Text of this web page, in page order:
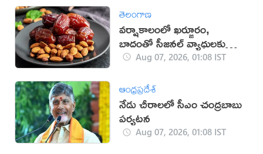
తెలంగాణ
వర్షాకాలంలో ఖర్జూరం,
బాదంతో సీజనల్ వ్యాధులకు
చెక్: నిపుణులు
Aug 07, 2026, 01:08 IST
ఆంధ్రప్రదేశ్
నేడు చీరాలలో సీఎం చంద్రబాబు
పర్యటన
Aug 07, 2026, 01:08 IST